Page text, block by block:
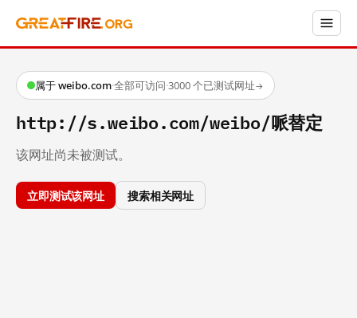
属于 weibo.com·全部可访问·3000 个已测试网址→
http://s.weibo.com/weibo/哌替定
该网址尚未被测试。
立即测试该网址 搜索相关网址